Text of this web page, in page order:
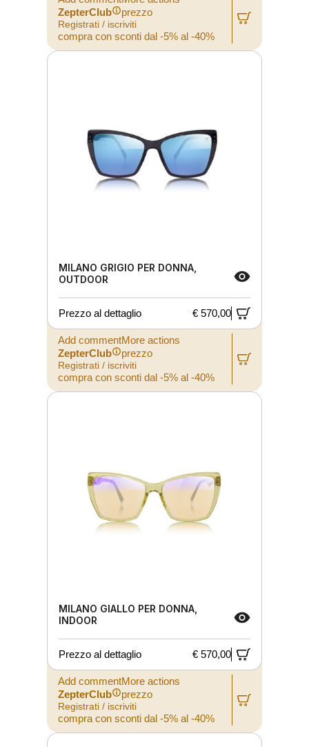
ZepterClub
prezzo
Registrati / iscriviti
compra con sconti dal -5% al -40%
MILANO GRIGIO PER DONNA,
OUTDOOR
Prezzo al dettaglio € 570,00
Add commentMore actions
ZepterClub
prezzo
Registrati / iscriviti
compra con sconti dal -5% al -40%
MILANO GIALLO PER DONNA,
INDOOR
Prezzo al dettaglio € 570,00
Add commentMore actions
ZepterClub
prezzo
Registrati / iscriviti
compra con sconti dal -5% al -40%